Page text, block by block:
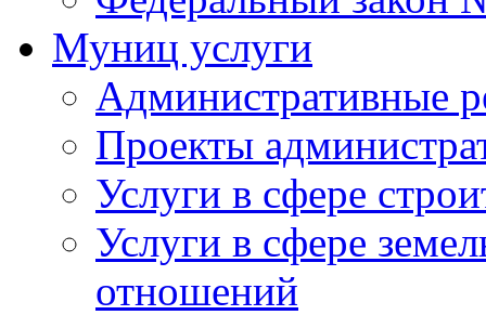
Муниц услуги
Административные
Проекты
Услуги в сфере
Услуги в сфере
отношений